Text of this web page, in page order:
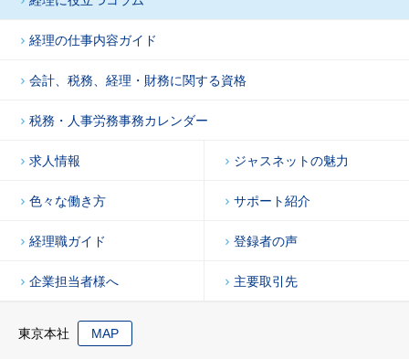
経理の仕事内容ガイド
会計、税務、経理・財務に関する資格
税務・人事労務事務カレンダー
求人情報 ジャスネットの魅力
色々な働き方 サポート紹介
経理職ガイド 登録者の声
企業担当者様へ 主要取引先
東京本社 MAP